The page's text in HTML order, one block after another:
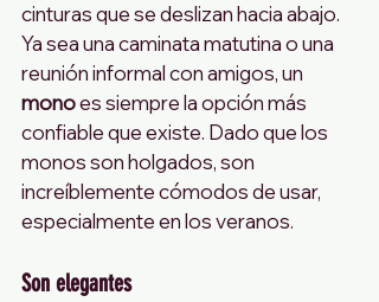
cinturas que se deslizan hacia abajo.
Ya sea una caminata matutina o una
reunión informal con amigos, un
mono es siempre la opción más
confiable que existe. Dado que los
monos son holgados, son
increíblemente cómodos de usar,
especialmente en los veranos.
Son elegantes